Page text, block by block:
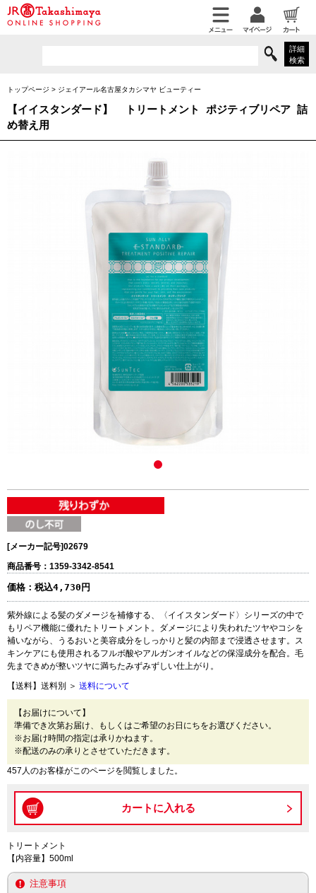
詳細
検索
トップページ > ジェイアール名古屋タカシマヤ ビューティー
【イイスタンダード】
トリートメント ポジティブリペア 詰
め替え用
[メーカー記号]02679
商品番号：1359-3342-8541
価格： 税込4,730円
紫外線による髪のダメージを補修する、〈イイスタンダード〉シリーズの中で
もリペア機能に優れたトリートメント。ダメージにより失われたツヤやコシを
補いながら、うるおいと美容成分をしっかりと髪の内部まで浸透させます。ス
キンケアにも使用されるフルボ酸やアルガンオイルなどの保湿成分を配合。毛
先まできめが整いツヤに満ちたみずみずしい仕上がり。
【送料】送料別 ＞ 送料について
【お届けについて】
準備でき次第お届け、もしくはご希望のお日にちをお選びください。
※お届け時間の指定は承りかねます。
※配送のみの承りとさせていただきます。
457人のお客様がこのページを閲覧しました。
トリートメント
【内容量】500ml
注意事項